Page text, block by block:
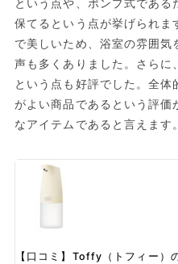
という点や、ポンプ式であ
保てるという点が挙げられ
で美しいため、浴室の雰囲気
声も多くありました。さらに
という点も好評でした。全
がよい商品であるという評価
なアイテムであると言えます。
【口コミ】Toffy（トフィー）